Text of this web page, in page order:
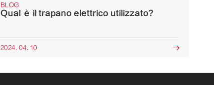
BLOG
Qual è il trapano elettrico utilizzato?
2024. 04. 10 